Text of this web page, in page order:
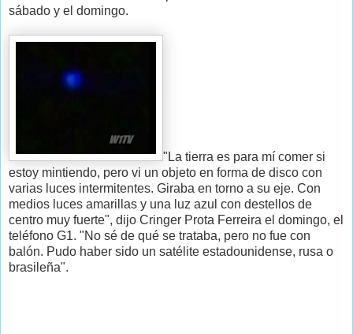
sábado y el domingo.
"La tierra es para mí comer si
estoy mintiendo, pero vi un objeto en forma de disco con
varias luces intermitentes. Giraba en torno a su eje. Con
medios luces amarillas y una luz azul con destellos de
centro muy fuerte", dijo Cringer Prota Ferreira el domingo, el
teléfono G1. "No sé de qué se trataba, pero no fue con
balón. Pudo haber sido un satélite estadounidense, rusa o
brasileña".